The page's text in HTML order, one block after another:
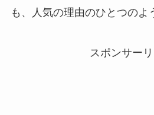
も、人気の理由のひとつのよ
スポンサー